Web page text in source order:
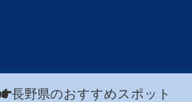
長野県のおすすめスポット